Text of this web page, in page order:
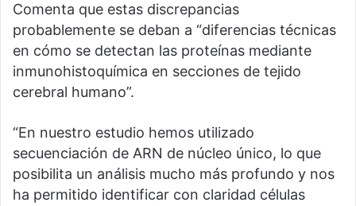
Comenta que estas discrepancias
probablemente se deban a “diferencias técnicas
en cómo se detectan las proteínas mediante
inmunohistoquímica en secciones de tejido
cerebral humano”.
“En nuestro estudio hemos utilizado
secuenciación de ARN de núcleo único, lo que
posibilita un análisis mucho más profundo y nos
ha permitido identificar con claridad células